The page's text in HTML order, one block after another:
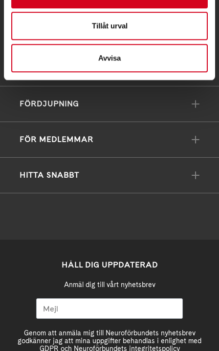
Tillåt urval
Avvisa
info@neuro.se
PG 90 10 07-5 | BG 901-0075 | Swishgåva 90 100
75 | Organisationsnummer 802002-3605
FÖRDJUPNING
FÖR MEDLEMMAR
HITTA SNABBT
HÅLL DIG UPPDATERAD
Anmäl dig till vårt nyhetsbrev
Genom att anmäla mig till Neuroförbundets nyhetsbrev
godkänner jag att mina uppgifter behandlas i enlighet med
GDPR och Neuroförbundets integritetspolicy